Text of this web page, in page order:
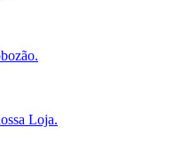
Loja.